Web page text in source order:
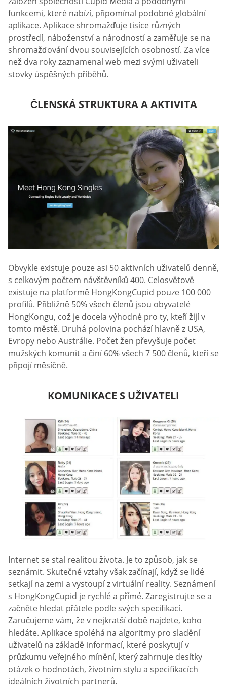
funkcemi, které nabízí, připomínal podobné globální
aplikace. Aplikace shromažďuje tisíce různých
prostředí, náboženství a národností a zaměřuje se na
shromažďování dvou souvisejících osobností. Za více
než dva roky zaznamenal web mezi svými uživateli
stovky úspěšných příběhů.
ČLENSKÁ STRUKTURA A AKTIVITA
Obvykle existuje pouze asi 50 aktivních uživatelů denně,
s celkovým počtem návštěvníků 400. Celosvětově
existuje na platformě HongKongCupid pouze 100 000
profilů. Přibližně 50% všech členů jsou obyvatelé
HongKongu, což je docela výhodné pro ty, kteří žijí v
tomto městě. Druhá polovina pochází hlavně z USA,
Evropy nebo Austrálie. Počet žen převyšuje počet
mužských komunit a činí 60% všech 7 500 členů, kteří se
připojí měsíčně.
KOMUNIKACE S UŽIVATELI
Internet se stal realitou života. Je to způsob, jak se
seznámit. Skutečné vztahy však začínají, když se lidé
setkají na zemi a vystoupí z virtuální reality. Seznámení
s HongKongCupid je rychlé a přímé. Zaregistrujte se a
začněte hledat přátele podle svých specifikací.
Zaručujeme vám, že v nejkratší době najdete, koho
hledáte. Aplikace spoléhá na algoritmy pro sladění
uživatelů na základě informací, které poskytují v
průzkumu veřejného mínění, který zahrnuje desítky
otázek o hodnotách, životním stylu a specifikacích
ideálních životních partnerů.